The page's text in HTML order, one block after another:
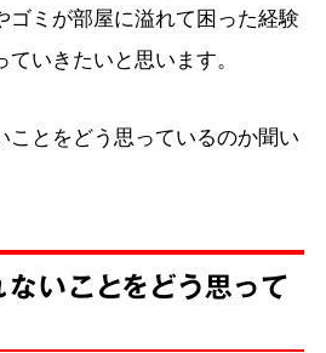
ゴミが部屋に溢れて困った経験
いきたいと思います。
ことをどう思っているのか聞い
いことをどう思って